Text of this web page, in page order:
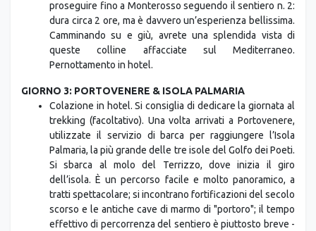
proseguire fino a Monterosso seguendo il sentiero n. 2:
dura circa 2 ore, ma è davvero un’esperienza bellissima.
Camminando su e giù, avrete una splendida vista di
queste colline affacciate sul Mediterraneo.
Pernottamento in hotel.
GIORNO 3: PORTOVENERE & ISOLA PALMARIA
Colazione in hotel. Si consiglia di dedicare la giornata al
trekking (facoltativo). Una volta arrivati a Portovenere,
utilizzate il servizio di barca per raggiungere l’Isola
Palmaria, la più grande delle tre isole del Golfo dei Poeti.
Si sbarca al molo del Terrizzo, dove inizia il giro
dell’isola. È un percorso facile e molto panoramico, a
tratti spettacolare; si incontrano fortificazioni del secolo
scorso e le antiche cave di marmo di "portoro"; il tempo
effettivo di percorrenza del sentiero è piuttosto breve -